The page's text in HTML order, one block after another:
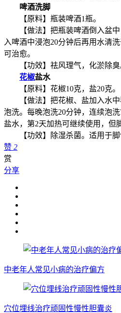
啤酒洗脚
【原料】瓶装啤酒1瓶。
【做法】把瓶装啤酒倒入盆中
入啤酒中浸泡20分钟后再用水清
可治愈。
【功效】祛风理气，化淤除臭
花椒盐水
【原料】花椒10克，盐20克。
【做法】把花椒、盐加入水中
泡洗。每晚泡洗20分钟，连续泡
盐水，第2天加热可继续使用，但
【功效】除湿杀菌。适用于脚
赞 2
赏
分享
中老年人常见小病的治疗偏方
穴位埋线治疗顽固性慢性胆囊炎